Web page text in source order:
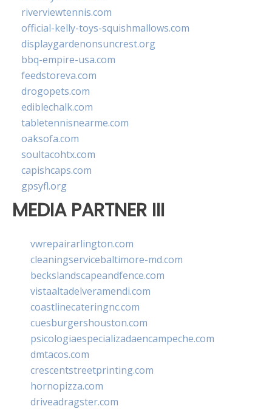
riverviewtennis.com
official-kelly-toys-squishmallows.com
displaygardenonsuncrest.org
bbq-empire-usa.com
feedstoreva.com
drogopets.com
ediblechalk.com
tabletennisnearme.com
oaksofa.com
soultacohtx.com
capishcaps.com
gpsyfl.org
MEDIA PARTNER III
vwrepairarlington.com
cleaningservicebaltimore-md.com
beckslandscapeandfence.com
vistaaltadelveramendi.com
coastlinecateringnc.com
cuesburgershouston.com
psicologiaespecializadaencampeche.com
dmtacos.com
crescentstreetprinting.com
hornopizza.com
driveadragster.com